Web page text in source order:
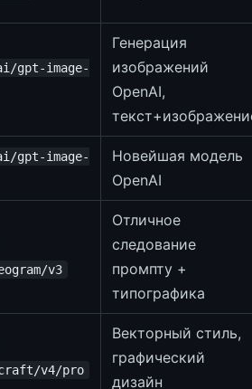
gpt-image-
Генерация
изображений
OpenAI,
gpt-image-
Новейшая модель
OpenAI
v3
Отличное
следование
промпту +
типографика
v4/pro
Векторный стиль,
графический
дизайн